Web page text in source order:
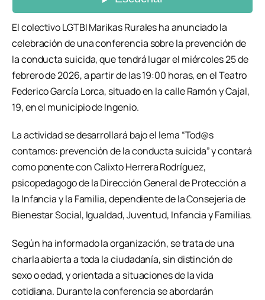
El colectivo LGTBI Marikas Rurales ha anunciado la
celebración de una conferencia sobre la prevención de
la conducta suicida, que tendrá lugar el miércoles 25 de
febrero de 2026, a partir de las 19:00 horas, en el Teatro
Federico García Lorca, situado en la calle Ramón y Cajal,
19, en el municipio de Ingenio.
La actividad se desarrollará bajo el lema “Tod@s
contamos: prevención de la conducta suicida” y contará
como ponente con Calixto Herrera Rodríguez,
psicopedagogo de la Dirección General de Protección a
la Infancia y la Familia, dependiente de la Consejería de
Bienestar Social, Igualdad, Juventud, Infancia y Familias.
Según ha informado la organización, se trata de una
charla abierta a toda la ciudadanía, sin distinción de
sexo o edad, y orientada a situaciones de la vida
cotidiana. Durante la conferencia se abordarán